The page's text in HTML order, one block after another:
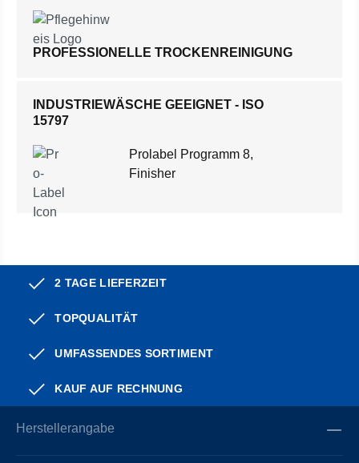
PROFESSIONELLE TROCKENREINIGUNG
INDUSTRIEWÄSCHE GEEIGNET - ISO
15797
Prolabel Programm 8,
Finisher
2 TAGE LIEFERZEIT
TOPQUALITÄT
UMFASSENDES SORTIMENT
KAUF AUF RECHNUNG
Herstellerangabe